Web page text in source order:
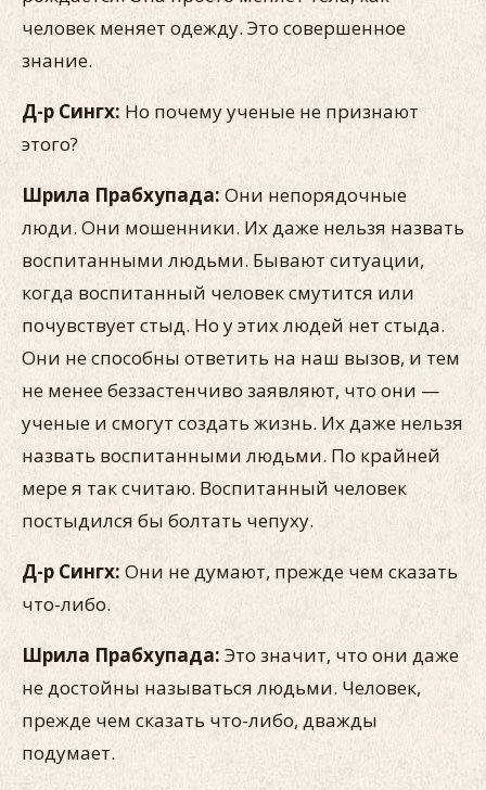
человек меняет одежду. Это совершенное
знание.
Д-р Сингх: Но почему ученые не признают
этого?
Шрила Прабхупада: Они непорядочные
люди. Они мошенники. Их даже нельзя назвать
воспитанными людьми. Бывают ситуации,
когда воспитанный человек смутится или
почувствует стыд. Но у этих людей нет стыда.
Они не способны ответить на наш вызов, и тем
не менее беззастенчиво заявляют, что они —
ученые и смогут создать жизнь. Их даже нельзя
назвать воспитанными людьми. По крайней
мере я так считаю. Воспитанный человек
постыдился бы болтать чепуху.
Д-р Сингх: Они не думают, прежде чем сказать
что-либо.
Шрила Прабхупада: Это значит, что они даже
не достойны называться людьми. Человек,
прежде чем сказать что-либо, дважды
подумает.